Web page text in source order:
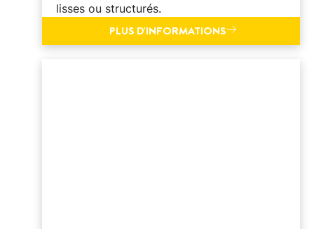
lisses ou structurés.
PLUS D'INFORMATIONS